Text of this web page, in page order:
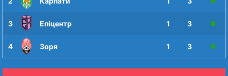
3 Епіцентр 1 3
4 Зоря 1 3